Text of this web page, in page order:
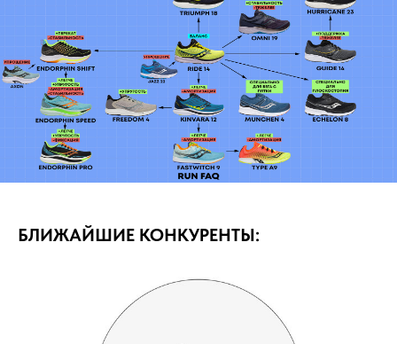
БЛИЖАЙШИЕ КОНКУРЕНТЫ: